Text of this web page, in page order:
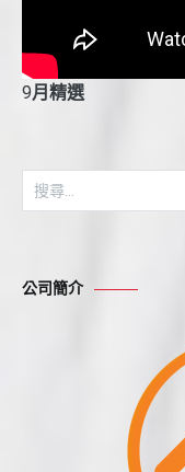
9月精選
搜
尋
字:
公司簡介